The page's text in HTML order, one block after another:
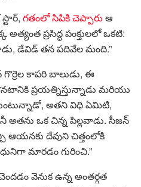
గతంలో సిపికి చెప్పారు ఆ
ప్రసిద్ధ పంక్తులలో ఒకటి:
డేవిడ్ తన పదివేల మంది.”
కాపరి బాలుడు, ఈ
ప్రయత్నిస్తున్నాడు మరియు
అతని విధి ఏమిటి,
ఒక చిన్న పిల్లవాడు. సీజన్
ఆయనకు దేవుని చిత్తంలోకి
మారడం గురించి.”
వెనుక ఉన్న అంతర్గత